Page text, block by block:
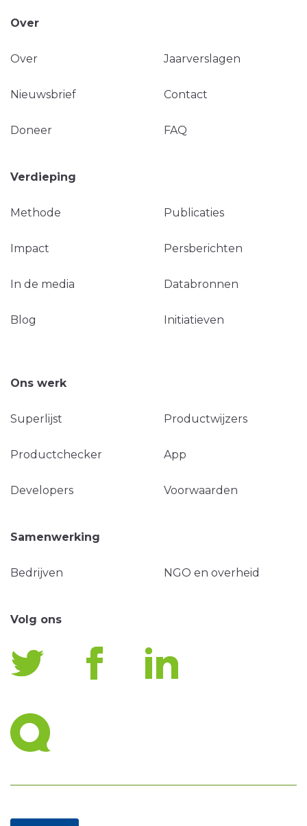
Over
Over Jaarverslagen
Nieuwsbrief Contact
Doneer FAQ
Verdieping
Methode Publicaties
Impact Persberichten
In de media Databronnen
Blog Initiatieven
Ons werk
Superlijst Productwijzers
Productchecker App
Developers Voorwaarden
Samenwerking
Bedrijven NGO en overheid
Volg ons